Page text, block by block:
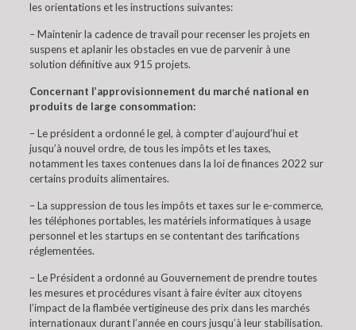
les orientations et les instructions suivantes:
– Maintenir la cadence de travail pour recenser les projets en
suspens et aplanir les obstacles en vue de parvenir à une
solution définitive aux 915 projets.
Concernant l’approvisionnement du marché national en
produits de large consommation:
– Le président a ordonné le gel, à compter d’aujourd’hui et
jusqu’à nouvel ordre, de tous les impôts et les taxes,
notamment les taxes contenues dans la loi de finances 2022 sur
certains produits alimentaires.
– La suppression de tous les impôts et taxes sur le e-commerce,
les téléphones portables, les matériels informatiques à usage
personnel et les startups en se contentant des tarifications
réglementées.
– Le Président a ordonné au Gouvernement de prendre toutes
les mesures et procédures visant à faire éviter aux citoyens
l’impact de la flambée vertigineuse des prix dans les marchés
internationaux durant l’année en cours jusqu’à leur stabilisation.